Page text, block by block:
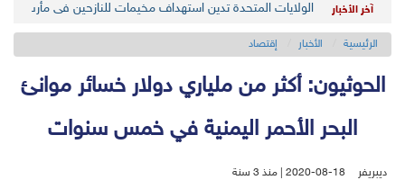
آخر الأخبار الولايات المتحدة تدين استهداف مخيمات للنازحين في مأرب
الرئيسية الأخبار إقتصاد
الحوثيون: أكثر من ملياري دولار خسائر موانئ
البحر الأحمر اليمنية في خمس سنوات
ديبريفر 2020-08-18 | منذ 3 سنة